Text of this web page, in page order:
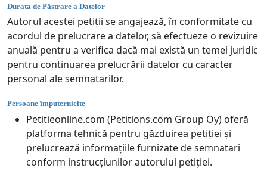
Durata de Păstrare a Datelor
Autorul acestei petiții se angajează, în conformitate cu
acordul de prelucrare a datelor, să efectueze o revizuire
anuală pentru a verifica dacă mai există un temei juridic
pentru continuarea prelucrării datelor cu caracter
personal ale semnatarilor.
Persoane împuternicite
Petitieonline.com (Petitions.com Group Oy) oferă
platforma tehnică pentru găzduirea petiției și
prelucrează informațiile furnizate de semnatari
conform instrucțiunilor autorului petiției.